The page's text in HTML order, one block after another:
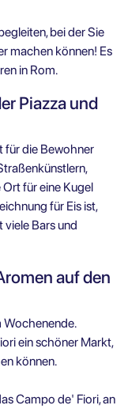
bei der Sie
machen können! Es
in Rom.
Piazza und
für die Bewohner
für eine Kugel
für Eis ist,
viele Bars und
auf den
Wochenende.
ein schöner Markt,
können.
Campo de' Fiori, an